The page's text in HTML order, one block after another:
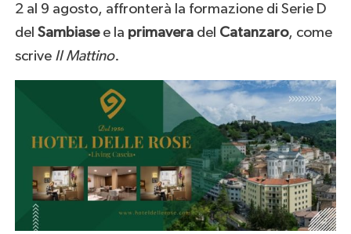
2 al 9 agosto, affronterà la formazione di Serie D
del Sambiase e la primaveradel Catanzaro, come
scrive Il Mattino.